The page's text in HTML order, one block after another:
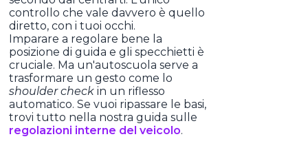
controllo che vale davvero è quello
diretto, con i tuoi occhi.
Imparare a regolare bene la
posizione di guida e gli specchietti è
cruciale. Ma un'autoscuola serve a
trasformare un gesto come lo
shoulder check in un riflesso
automatico. Se vuoi ripassare le basi,
trovi tutto nella nostra guida sulle
regolazioni interne del veicolo.